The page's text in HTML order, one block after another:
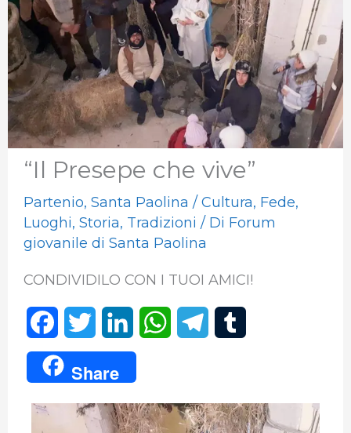
“Il Presepe che vive”
Partenio, Santa Paolina / Cultura, Fede,
Luoghi, Storia, Tradizioni / Di Forum
giovanile di Santa Paolina
CONDIVIDILO CON I TUOI AMICI!
a
c
w
i
t
i
n
k
W
t e b
Share